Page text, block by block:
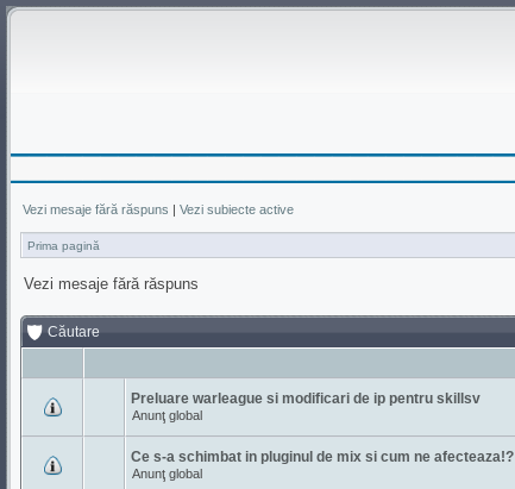
Vezi mesaje fără răspuns | Vezi subiecte active
Prima pagină
Vezi mesaje fără răspuns
Căutare
Preluare warleague si modificari de ip pentru skillsv
Anunţ global
Ce s-a schimbat in pluginul de mix si cum ne afecteaza!?
Anunţ global